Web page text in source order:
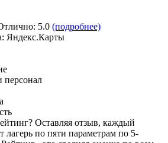
5.0 (подробнее)
Яндекс.Карты
персонал
Оставляя отзыв, каждый
лагерь по пяти параметрам по 5-